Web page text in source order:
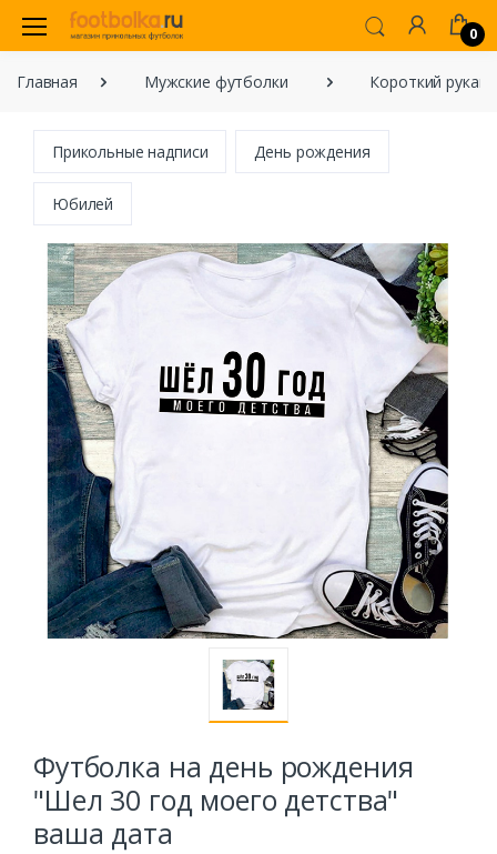
0
Главная Мужские футболки Короткий рукав
Прикольные надписи День рождения
Юбилей
Футболка на день рождения
"Шел 30 год моего детства"
ваша дата